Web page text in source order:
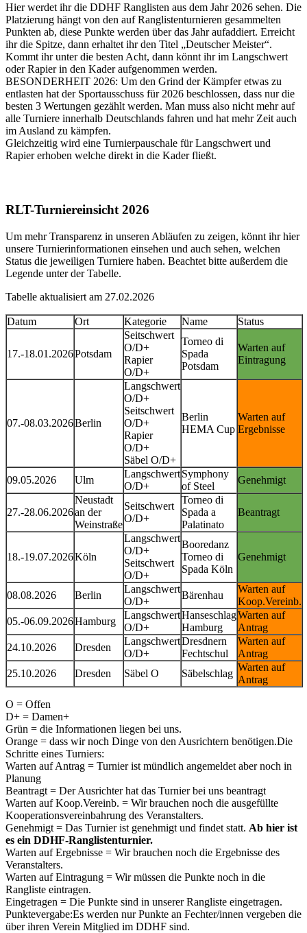
Hier werdet ihr die DDHF Ranglisten aus dem Jahr 2026 sehen. Die
Platzierung hängt von den auf Ranglistenturnieren gesammelten
Punkten ab, diese Punkte werden über das Jahr aufaddiert. Erreicht
ihr die Spitze, dann erhaltet ihr den Titel „Deutscher Meister“.
Kommt ihr unter die besten Acht, dann könnt ihr im Langschwert
oder Rapier in den Kader aufgenommen werden.
BESONDERHEIT 2026: Um den Grind der Kämpfer etwas zu
entlasten hat der Sportausschuss für 2026 beschlossen, dass nur die
besten 3 Wertungen gezählt werden. Man muss also nicht mehr auf
alle Turniere innerhalb Deutschlands fahren und hat mehr Zeit auch
im Ausland zu kämpfen.
Gleichzeitig wird eine Turnierpauschale für Langschwert und
Rapier erhoben welche direkt in die Kader fließt.
RLT-Turniereinsicht 2026
Um mehr Transparenz in unseren Abläufen zu zeigen, könnt ihr hier
unsere Turnierinformationen einsehen und auch sehen, welchen
Status die jeweiligen Turniere haben. Beachtet bitte außerdem die
Legende unter der Tabelle.
Tabelle aktualisiert am 27.02.2026
Datum Ort Kategorie Name Status
17.-18.01.2026Potsdam
Seitschwert
O/D+
Rapier
O/D+
Torneo di
Spada
Potsdam
Warten auf
Eintragung
07.-08.03.2026Berlin
Langschwert
O/D+
Seitschwert
O/D+
Rapier
O/D+
Säbel O/D+
Berlin
HEMA Cup
Warten auf
Ergebnisse
09.05.2026 Ulm
Langschwert
O/D+
Symphony
of Steel
Genehmigt
27.-28.06.2026
Neustadt
an der
Weinstraße
Seitschwert
O/D+
Torneo di
Spada a
Palatinato
Beantragt
18.-19.07.2026Köln
Langschwert
O/D+
Seitschwert
O/D+
Booredanz
Torneo di
Spada Köln
Genehmigt
08.08.2026 Berlin
Langschwert
O/D+
Bärenhau
Warten auf
Koop.Vereinb.
05.-06.09.2026Hamburg
Langschwert
O/D+
Hanseschlag
Hamburg
Warten auf
Antrag
24.10.2026
Dresden
Langschwert
O/D+
Dresdnern
Fechtschul
Warten auf
Antrag
25.10.2026
Dresden Säbel O Säbelschlag
Warten auf
Antrag
O = Offen
D+ = Damen+
Grün = die Informationen liegen bei uns.
Orange = dass wir noch Dinge von den Ausrichtern benötigen.Die
Schritte eines Turniers:
Warten auf Antrag = Turnier ist mündlich angemeldet aber noch in
Planung
Beantragt = Der Ausrichter hat das Turnier bei uns beantragt
Warten auf Koop.Vereinb. = Wir brauchen noch die ausgefüllte
Kooperationsvereinbahrung des Veranstalters.
Genehmigt = Das Turnier ist genehmigt und findet statt. Ab hier ist
es ein DDHF-Ranglistenturnier.
Warten auf Ergebnisse = Wir brauchen noch die Ergebnisse des
Veranstalters.
Warten auf Eintragung = Wir müssen die Punkte noch in die
Rangliste eintragen.
Eingetragen = Die Punkte sind in unserer Rangliste eingetragen.
Punktevergabe:Es werden nur Punkte an Fechter/innen vergeben die
über ihren Verein Mitglied im DDHF sind.